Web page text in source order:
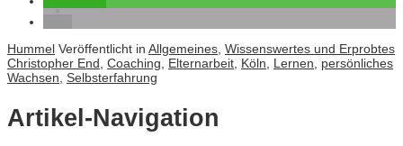
Hummel Veröffentlicht in Allgemeines Wissenswertes und Erprobtes
Christopher End Coaching Elternarbeit Köln Lernen
persönliches
Wachsen Selbsterfahrung
Artikel-Navigation